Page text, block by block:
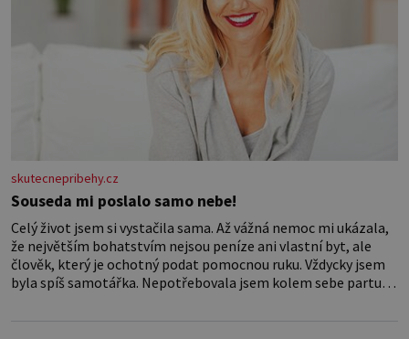
skutecnepribehy.cz
Souseda mi poslalo samo nebe!
Celý život jsem si vystačila sama. Až vážná nemoc mi ukázala,
že největším bohatstvím nejsou peníze ani vlastní byt, ale
člověk, který je ochotný podat pomocnou ruku. Vždycky jsem
byla spíš samotářka. Nepotřebovala jsem kolem sebe partu